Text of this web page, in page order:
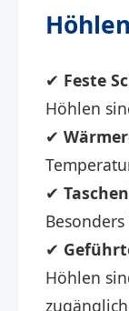
✔ Feste
Höhlen
✔
✔
✔
Höhlen